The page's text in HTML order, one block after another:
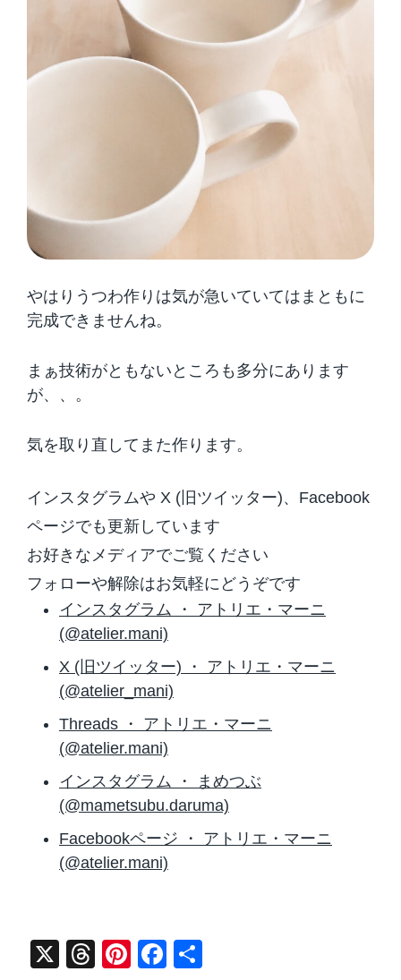
やはりうつわ作りは気が急いていてはまともに
完成できませんね。
まぁ技術がともないところも多分にあります
が、、。
気を取り直してまた作ります。
インスタグラムや X (旧ツイッター)、Facebook
ページでも更新しています
お好きなメディアでご覧ください
フォローや解除はお気軽にどうぞです
インスタグラム ・ アトリエ・マーニ
(@atelier.mani)
X (旧ツイッター) ・ アトリエ・マーニ
(@atelier_mani)
Threads ・ アトリエ・マーニ
(@atelier.mani)
インスタグラム ・ まめつぶ
(@mametsubu.daruma)
Facebookページ ・ アトリエ・マーニ
(@atelier.mani)
X
T
Pi
F